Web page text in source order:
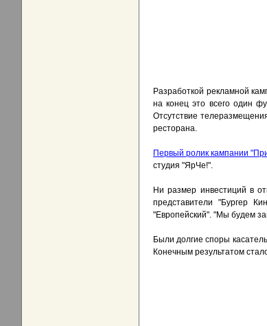
Разработкой рекламной
на конец это всего один
Отсутствие
ресторана.
Первый ролик кампании
студия "ЯрЧе!".
Ни размер инвестиций в
представители "Бургер
"Европейский". "Мы будем
Были долгие споры
Конечным результатом